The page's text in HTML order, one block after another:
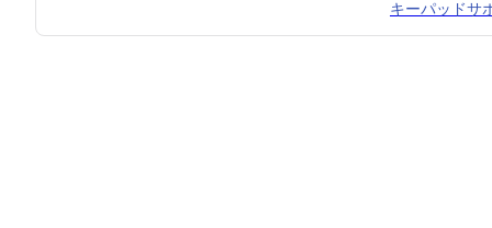
キーパッドサ